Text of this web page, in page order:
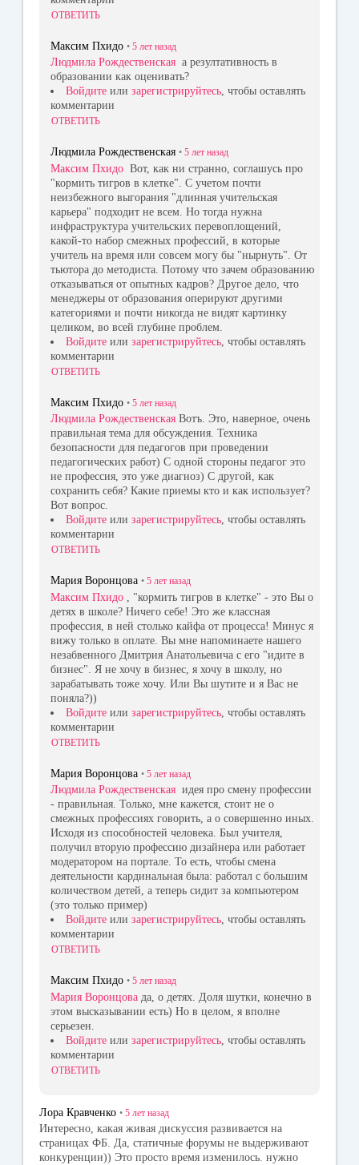
ОТВЕТИТЬ
Максим Пхидо • 5 лет назад
Людмила Рождественская а резултативность в
образовании как оценивать?
Войдите или зарегистрируйтесь, чтобы оставлять
комментарии
ОТВЕТИТЬ
Людмила Рождественская • 5 лет назад
Максим Пхидо Вот, как ни странно, соглашусь про
"кормить тигров в клетке". С учетом почти
неизбежного выгорания "длинная учительская
карьера" подходит не всем. Но тогда нужна
инфраструктура учительских перевоплощений,
какой-то набор смежных профессий, в которые
учитель на время или совсем могу бы "нырнуть". От
тьютора до методиста. Потому что зачем образованию
отказываться от опытных кадров? Другое дело, что
менеджеры от образования оперируют другими
категориями и почти никогда не видят картинку
целиком, во всей глубине проблем.
Войдите или зарегистрируйтесь , чтобы оставлять
комментарии
ОТВЕТИТЬ
Максим Пхидо • 5 лет назад
Людмила Рождественская Вотъ. Это, наверное, очень
правильная тема для обсуждения. Техника
безопасности для педагогов при проведении
педагогических работ) С одной стороны педагог это
не профессия, это уже диагноз) С другой, как
сохранить себя? Какие приемы кто и как использует?
Вот вопрос.
Войдите или зарегистрируйтесь, чтобы оставлять
комментарии
ОТВЕТИТЬ
Мария Воронцова • 5 лет назад
Максим Пхидо
, "кормить тигров в клетке" - это Вы о
детях в школе? Ничего себе! Это же классная
профессия, в ней столько кайфа от процесса! Минус я
вижу только в оплате. Вы мне напоминаете нашего
незабвенного Дмитрия Анатольевича с его "идите в
бизнес". Я не хочу в бизнес, я хочу в школу, но
зарабатывать тоже хочу. Или Вы шутите и я Вас не
поняла?))
Войдите или зарегистрируйтесь , чтобы оставлять
комментарии
ОТВЕТИТЬ
Мария Воронцова • 5 лет назад
Людмила Рождественская идея про смену профессии
- правильная. Только, мне кажется, стоит не о
смежных профессиях говорить, а о совершенно иных.
Исходя из способностей человека. Был учителя,
получил вторую профессию дизайнера или работает
модератором на портале. То есть, чтобы смена
деятельности кардинальная была: работал с большим
количеством детей, а теперь сидит за компьютером
(это только пример)
Войдите или зарегистрируйтесь, чтобы оставлять
комментарии
ОТВЕТИТЬ
Максим Пхидо • 5 лет назад
Мария Воронцова да, о детях. Доля шутки, конечно в
этом высказывании есть) Но в целом, я вполне
серьезен.
Войдите или зарегистрируйтесь , чтобы оставлять
комментарии
ОТВЕТИТЬ
Лора Кравченко • 5 лет назад
Интересно, какая живая дискуссия развивается на
страницах ФБ. Да, статичные форумы не выдерживают
конкуренции)) Это просто время изменилось. нужно